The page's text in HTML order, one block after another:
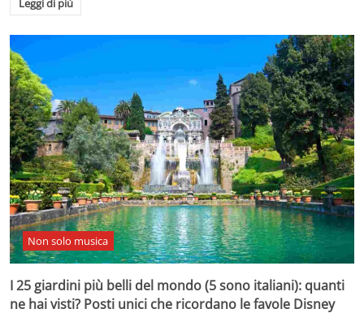
Leggi di più
Non solo musica
I 25 giardini più belli del mondo (5 sono italiani): quanti
ne hai visti? Posti unici che ricordano le favole Disney